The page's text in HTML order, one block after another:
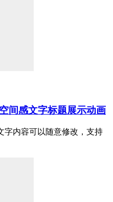
间感文字标题展示动画
字内容可以随意修改，支持